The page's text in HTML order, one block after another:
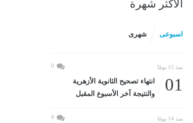
الأكثر شهرة
اسبوعى شهرى
منذ 15 يومًا 0
01
انتهاء تصحيح الثانوية الأزهرية
والنتيجة آخر الأسبوع المقبل
منذ 14 يومًا 0